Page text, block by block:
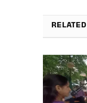
RELATED